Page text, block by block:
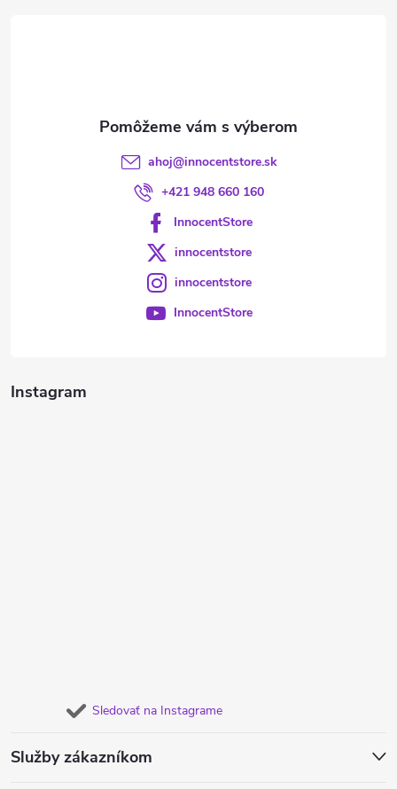
Instagram
Sledovať na Instagrame
Služby zákazníkom
ahoj@innocentstore.sk
+421 948 660 160
InnocentStore
innocentstore
innocentstore
InnocentStore